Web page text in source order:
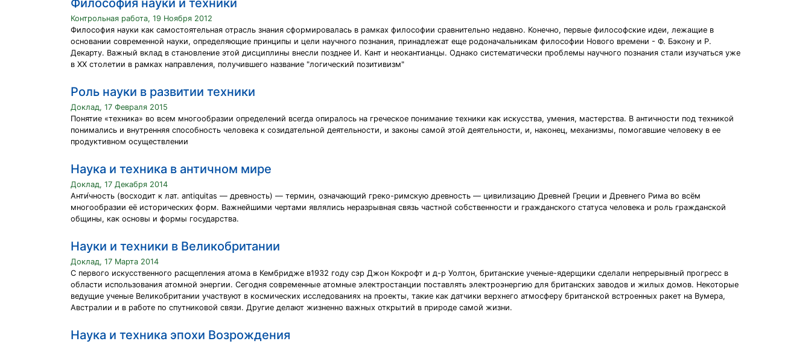
Философия науки и техники
Контрольная работа, 19 Ноября 2012
Философия науки как самостоятельная отрасль знания сформировалась в рамках философии сравнительно недавно. Конечно, первые философские идеи, лежащие в
основании современной науки, определяющие принципы и цели научного познания, принадлежат еще родоначальникам философии Нового времени - Ф. Бэкону и Р.
Декарту. Важный вклад в становление этой дисциплины внесли позднее И. Кант и неокантианцы. Однако систематически проблемы научного познания стали изучаться уже
в XX столетии в рамках направления, получившего название "логический позитивизм"
Роль науки в развитии техники
Доклад, 17 Февраля 2015
Понятие «техника» во всем многообразии определений всегда опиралось на греческое понимание техники как искусства, умения, мастерства. В античности под техникой
понимались и внутренняя способность человека к созидательной деятельности, и законы самой этой деятельности, и, наконец, механизмы, помогавшие человеку в ее
продуктивном осуществлении
Наука и техника в античном мире
Доклад, 17 Декабря 2014
Анти́чность (восходит к лат. antiquitas — древность) — термин, означающий греко-римскую древность — цивилизацию Древней Греции и Древнего Рима во всём
многообразии её исторических форм. Важнейшими чертами являлись неразрывная связь частной собственности и гражданского статуса человека и роль гражданской
общины, как основы и формы государства.
Науки и техники в Великобритании
Доклад, 17 Марта 2014
С первого искусственного расщепления атома в Кембридже в1932 году сэр Джон Кокрофт и д-р Уолтон, британские ученые-ядерщики сделали непрерывный прогресс в
области использования атомной энергии. Сегодня современные атомные электростанции поставлять электроэнергию для британских заводов и жилых домов. Некоторые
ведущие ученые Великобритании участвуют в космических исследованиях на проекты, такие как датчики верхнего атмосферу британской встроенных ракет на Вумера,
Австралии и в работе по спутниковой связи. Другие делают жизненно важных открытий в природе самой жизни.
Наука и техника эпохи Возрождения